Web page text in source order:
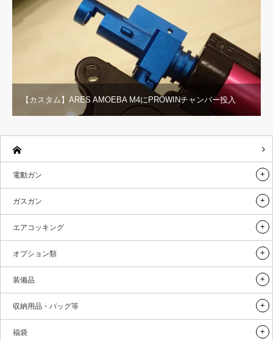
【カスタム】ARES AMOEBA M4にPROWINチャンバー投入
電動ガン
ガスガン
エアコッキング
オプション類
装備品
収納用品・バッグ等
福袋